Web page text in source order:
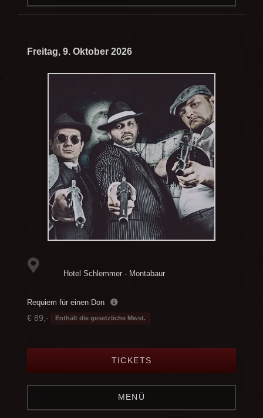
Freitag, 9. Oktober 2026
Hotel Schlemmer - Montabaur
Requiem für einen Don
€ 89,- Enthält die gesetzliche Mwst.
TICKETS
MENÜ